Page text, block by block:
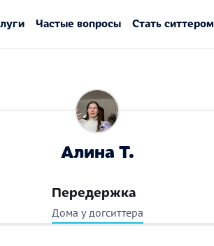
Частые вопросы Стать ситтером
Алина Т.
Передержка
Дома у догситтера